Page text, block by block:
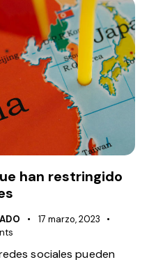
han restringido
17 marzo, 2023
sociales pueden